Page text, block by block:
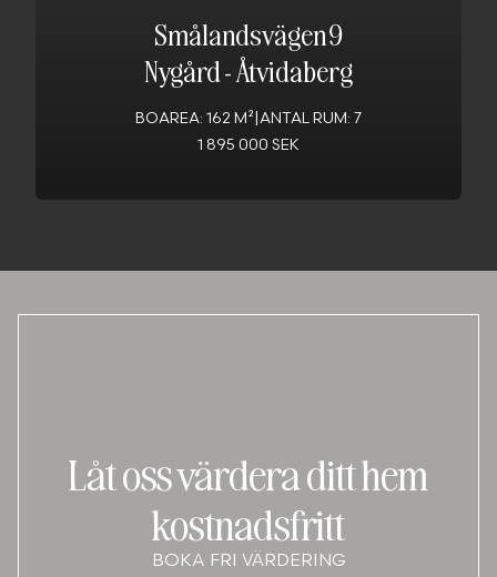
Smålandsvägen 9
Nygård-Åtvidaberg
BOAREA: 162 M² ANTAL RUM: 7
1 895 000 SEK
Låt oss värdera ditt hem
kostnadsfritt
BOKA FRI VÄRDERING